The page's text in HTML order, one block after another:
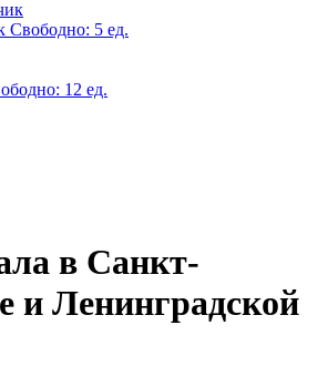
Свободно: 5 ед.
12 ед.
в Санкт-
и Ленинградской